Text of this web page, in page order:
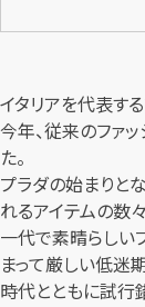
イタリアを代表す
今年、従来のファ
た。
プラダの始まりと
れるアイテムの数
一代で素晴らしい
まって厳しい低迷
時代とともに試行